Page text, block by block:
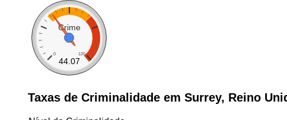
Crime
0 120
44.07
Taxas de Criminalidade em Surrey, Reino